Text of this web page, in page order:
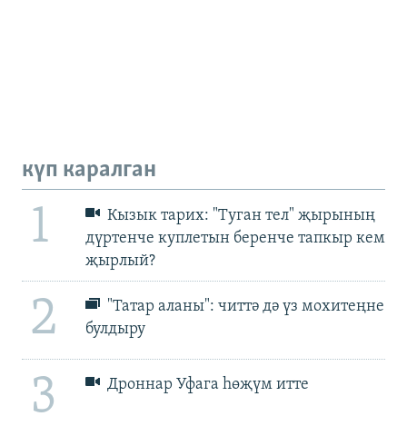
күп каралган
1
Кызык тарих: "Туган тел" җырының
дүртенче куплетын беренче тапкыр кем
җырлый?
2
"Татар аланы": читтә дә үз мохитеңне
булдыру
3 Дроннар Уфага һөҗүм итте